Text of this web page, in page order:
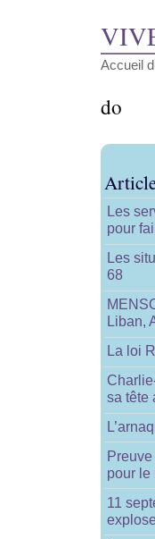
Accueil
do
Les
pour
Les
68
Liban,
La loi
sa tête
pour le
11